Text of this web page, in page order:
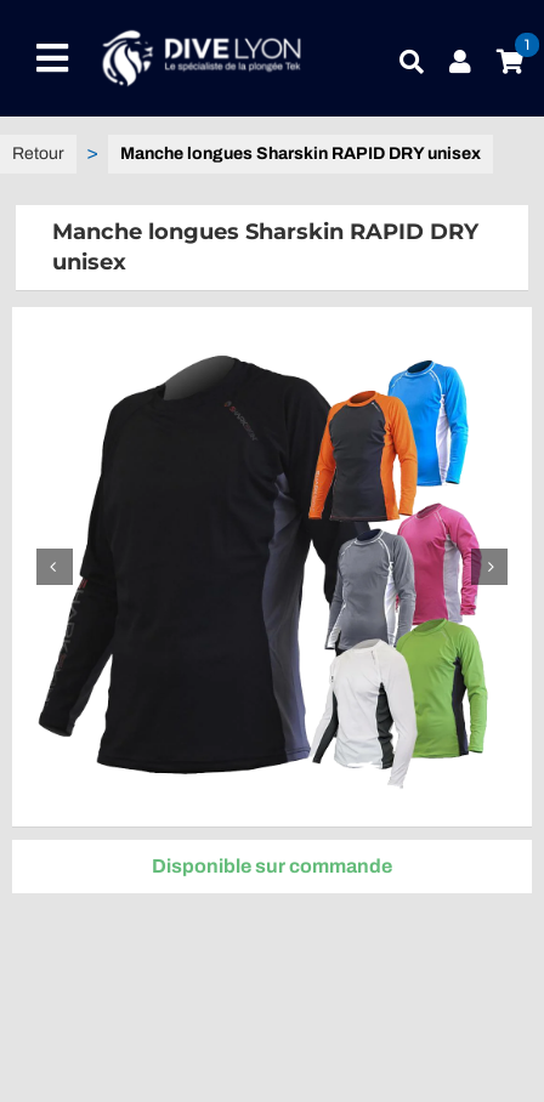
contenuToggle
Navigation
NOTRE UNIVERS PRODUITS
CONTACTEZ-NOUS
1
Manche longues Sharskin RAPID DRY unisex
Manche longues Sharskin RAPID DRY
unisex
Disponible sur commande